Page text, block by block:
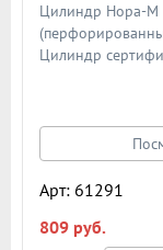
Цилиндр Нора-М
Цилиндр
цилиндра в
Арт: 61291
809 руб.